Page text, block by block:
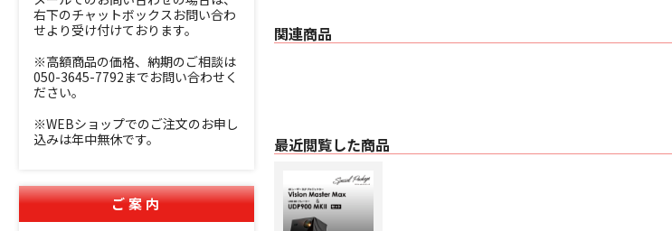
右下のチャットボックスお問い合わ
せより受け付けております。
※高額商品の価格、納期のご相談は
050-3645-7792までお問い合わせく
ださい。
※WEBショップでのご注文のお申し
込みは年中無休です。
ご案内
関連商品
最近閲覧した商品